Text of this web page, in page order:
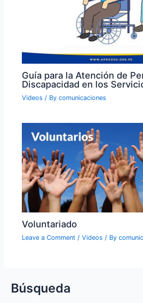
Guía para la Atención de
Discapacidad en los
Videos / Bycomunicaciones
Voluntariado
Leave a Comment /Videos / By
Búsqueda